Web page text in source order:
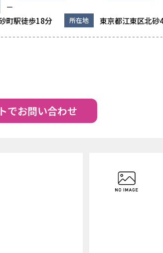
－
町駅徒歩18分 所在地 東京都江東区北砂
でお問い合わせ